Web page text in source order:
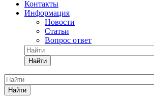
Контакты
Информация
Новости
Статьи
Вопрос ответ
Найти
Найти